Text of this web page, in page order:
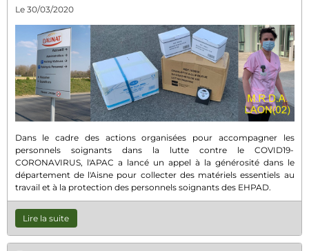
Le 30/03/2020
Dans le cadre des actions organisées pour accompagner les
personnels soignants dans la lutte contre le COVID19-
CORONAVIRUS, l'APAC a lancé un appel à la générosité dans le
département de l'Aisne pour collecter des matériels essentiels au
travail et à la protection des personnels soignants des EHPAD.
Lire la suite